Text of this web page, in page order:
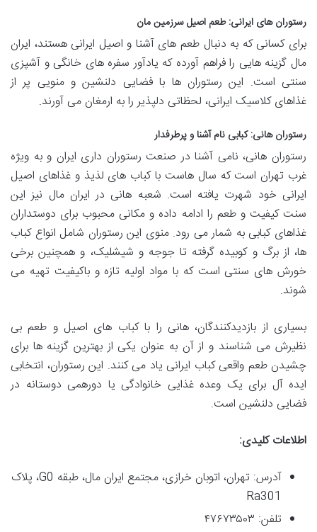
رستوران های ایرانی: طعم اصیل سرزمین مان
برای کسانی که به دنبال طعم های آشنا و اصیل ایرانی هستند، ایران
مال گزینه هایی را فراهم آورده که یادآور سفره های خانگی و آشپزی
سنتی است. این رستوران ها با فضایی دلنشین و منویی پر از
غذاهای کلاسیک ایرانی، لحظاتی دلپذیر را به ارمغان می آورند.
رستوران هانی: کبابی نام آشنا و پرطرفدار
رستوران هانی، نامی آشنا در صنعت رستوران داری ایران و به ویژه
غرب تهران است که سال هاست با کباب های لذیذ و غذاهای اصیل
ایرانی خود شهرت یافته است. شعبه هانی در ایران مال نیز این
سنت کیفیت و طعم را ادامه داده و مکانی محبوب برای دوستداران
غذاهای کبابی به شمار می رود. منوی این رستوران شامل انواع کباب
ها، از برگ و کوبیده گرفته تا جوجه و شیشلیک، و همچنین برخی
خورش های سنتی است که با مواد اولیه تازه و باکیفیت تهیه می
شوند.
بسیاری از بازدیدکنندگان، هانی را با کباب های اصیل و طعم بی
نظیرش می شناسند و از آن به عنوان یکی از بهترین گزینه ها برای
چشیدن طعم واقعی کباب ایرانی یاد می کنند. این رستوران، انتخابی
ایده آل برای یک وعده غذایی خانوادگی یا دورهمی دوستانه در
فضایی دلنشین است.
اطلاعات کلیدی:
آدرس: تهران، اتوبان خرازی، مجتمع ایران مال، طبقه G0، پلاک
Ra301
تلفن: ۴۷۶۷۳۵۰۳